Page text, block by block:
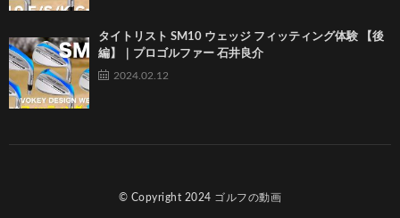
タイトリスト SM10 ウェッジ フィッティング体験 【後
編】｜プロゴルファー 石井良介
2024.02.12
© Copyright 2024 ゴルフの動画